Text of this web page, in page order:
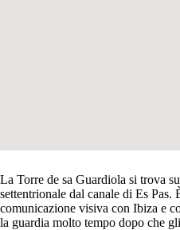
La Torre de sa Guardiola si trova
settentrionale dal canale di Es Pas.
comunicazione visiva con Ibiza e
la guardia molto tempo dopo che